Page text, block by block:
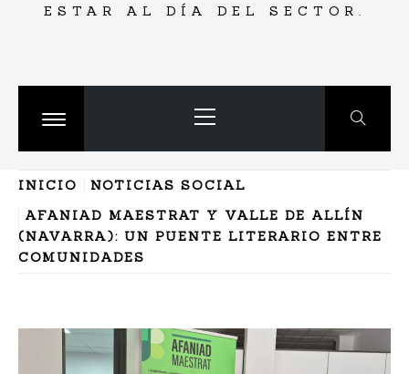
ESTAR AL DÍA DEL SECTOR.
Cambiar
principal
INICIO
NOTICIAS SOCIAL
AFANIAD MAESTRAT Y VALLE DE ALLÍN
(NAVARRA): UN PUENTE LITERARIO ENTRE
COMUNIDADES